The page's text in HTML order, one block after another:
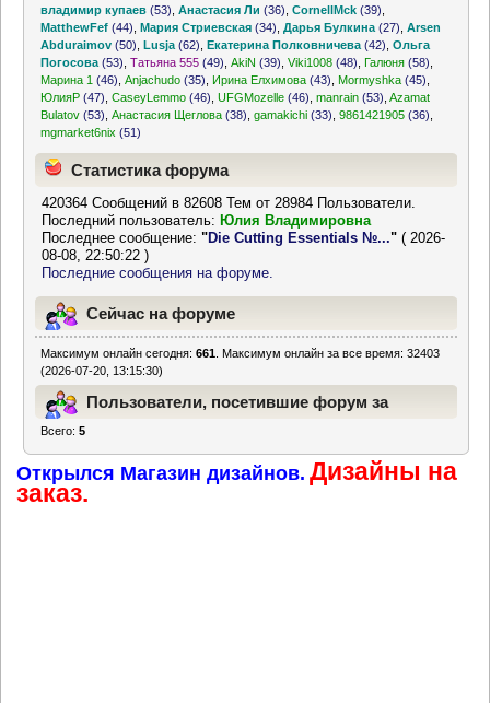
владимир купаев (53) ,Анастасия Ли (36) ,CornellMck (39)
MatthewFef (44) ,Мария Стриевская (34) ,Дарья Булкина (27) ,Arsen
Abduraimov (50) ,Lusja (62) ,Екатерина Полковничева (42) ,Ольга
Погосова (53) ,Татьяна 555 (49) ,AkiN (39) ,Viki1008 (48) Галюня (58)
Марина 1 (46) ,Anjachudo (35) Ирина Елхимова (43) Mormyshka (45)
ЮлияР (47) ,CaseyLemmo (46) ,UFGMozelle (46) ,manrain (53) ,Azamat
Bulatov (53) ,Анастасия Щеглова (38) ,gamakichi (33) ,9861421905 (36)
mgmarket6nix (51)
Статистика форума
420364 Сообщений в 82608 Тем от 28984 Пользователи.
Последний пользователь: Юлия Владимировна
Последнее сообщение:"Die Cutting Essentials №..." ( 2026-
08-08, 22:50:22 )
Последние сообщения на форуме.
Сейчас на форуме
Максимум онлайн сегодня:661 . Максимум онлайн за все время: 32403
(2026-07-20, 13:15:30)
Пользователи, посетившие форум за
Всего:5
Открылся Магазин дизайнов. Дизайны на
заказ.